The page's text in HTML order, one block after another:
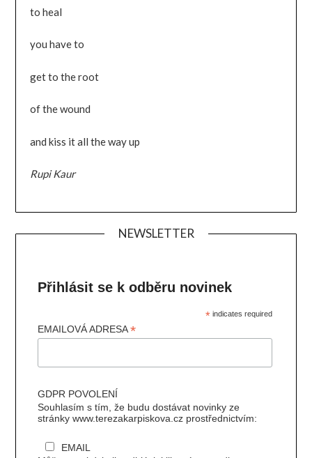
to heal
you have to
get to the root
of the wound
and kiss it all the way up
Rupi Kaur
NEWSLETTER
Přihlásit se k odběru novinek
*indicates required
EMAILOVÁ ADRESA*
GDPR POVOLENÍ
Souhlasím s tím, že budu dostávat novinky ze
stránky www.terezakarpiskova.cz prostřednictvím:
EMAIL